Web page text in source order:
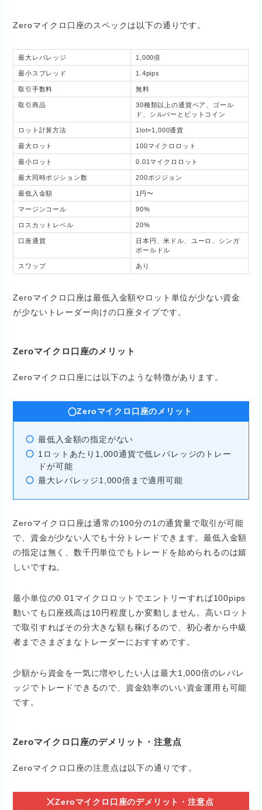
Zeroマイクロ口座のスペックは以下の通りです。
最大レバレッジ 1,000倍
最小スプレッド 1.4pips
取引手数料 無料
取引商品
30種類以上の通貨ペア、ゴール
ド、シルバーとビットコイン
ロット計算方法 1lot=1,000通貨
最大ロット 100マイクロロット
最小ロット 0.01マイクロロット
最大同時ポジション数 200ポジジョン
最低入金額 1円〜
マージンコール 90%
ロスカットレベル 20%
口座通貨
日本円、米ドル、ユーロ、シンガ
ポールドル
スワップ あり
Zeroマイクロ口座は最低入金額やロット単位が少ない資金
が少ないトレーダー向けの口座タイプです。
Zeroマイクロ口座のメリット
Zeroマイクロ口座には以下のような特徴があります。
Zeroマイクロ口座のメリット
最低入金額の指定がない
1ロットあたり1,000通貨で低レバレッジのトレー
ドが可能
最大レバレッジ1,000倍まで適用可能
Zeroマイクロ口座は通常の100分の1の通貨量で取引が可能
で、資金が少ない人でも十分トレードできます。最低入金額
の指定は無く、数千円単位でもトレードを始められるのは嬉
しいですね。
最小単位の0.01マイクロロットでエントリーすれば100pips
動いても口座残高は10円程度しか変動しません。高いロット
で取引すればその分大きな額も稼げるので、初心者から中級
者までさまざまなトレーダーにおすすめです。
少額から資金を一気に増やしたい人は最大1,000倍のレバレ
ッジでトレードできるので、資金効率のいい資金運用も可能
です。
Zeroマイクロ口座のデメリット・注意点
Zeroマイクロ口座の注意点は以下の通りです。
Zeroマイクロ口座のデメリット・注意点